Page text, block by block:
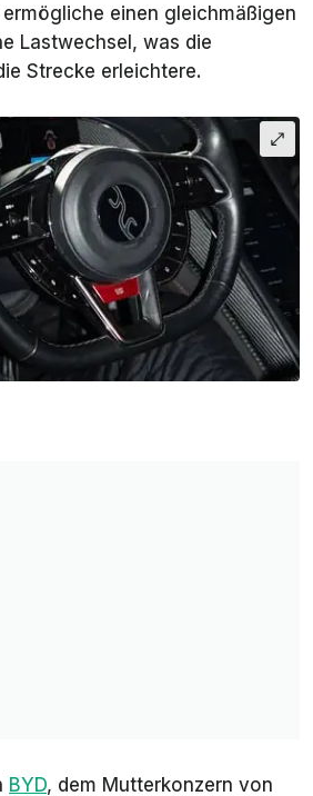
einen gleichmäßigen
Lastwechsel, was die
Strecke erleichtere.
BYD, dem Mutterkonzern von